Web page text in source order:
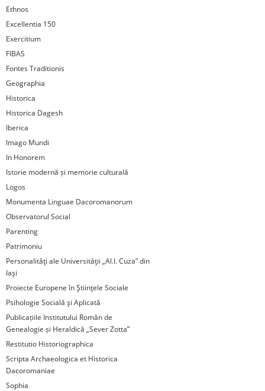
Ethnos
Excellentia 150
Exercitium
FIBAS
Fontes Traditionis
Geographia
Historica
Historica Dagesh
Iberica
Imago Mundi
In Honorem
Istorie modernă și memorie culturală
Logos
Monumenta Linguae Dacoromanorum
Observatorul Social
Parenting
Patrimoniu
Personalităţi ale Universităţii „Al.I. Cuza” din
Iaşi
Proiecte Europene în Ştiinţele Sociale
Psihologie Socială şi Aplicată
Publicațiile Institutului Român de
Genealogie și Heraldică „Sever Zotta”
Restitutio Historiographica
Scripta Archaeologica et Historica
Dacoromaniae
Sophia